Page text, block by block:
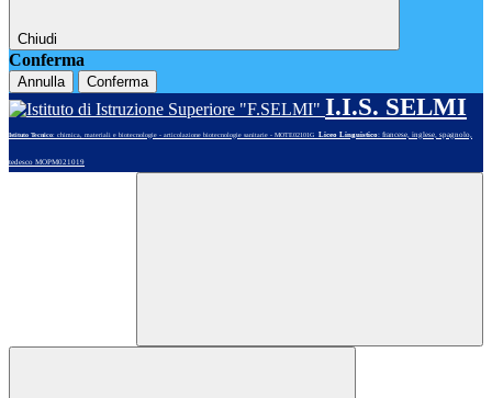
Chiudi
Conferma
Annulla Conferma
I.I.S. SELMI
Istituto Tecnico: chimica, materiali e biotecnologie - articolazione biotecnologie sanitarie - MOTE02101G Liceo Linguistico: francese, inglese, spagnolo,
tedesco MOPM021019